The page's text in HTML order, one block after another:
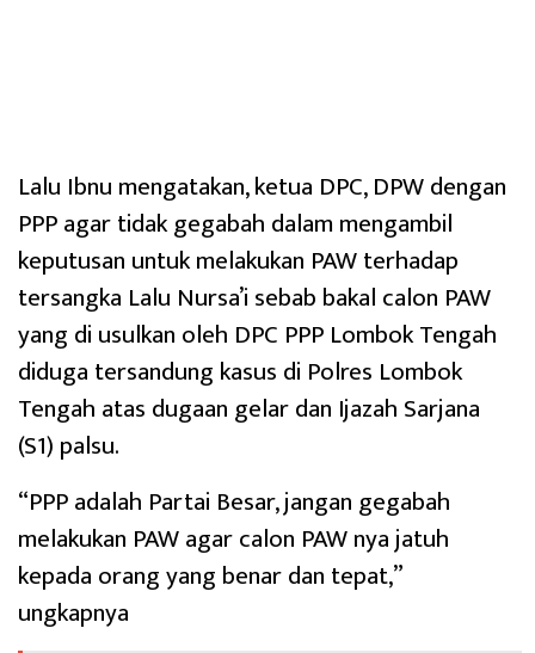
Lalu Ibnu mengatakan, ketua DPC, DPW dengan
PPP agar tidak gegabah dalam mengambil
keputusan untuk melakukan PAW terhadap
tersangka Lalu Nursa’i sebab bakal calon PAW
yang di usulkan oleh DPC PPP Lombok Tengah
diduga tersandung kasus di Polres Lombok
Tengah atas dugaan gelar dan Ijazah Sarjana
(S1) palsu.
“PPP adalah Partai Besar, jangan gegabah
melakukan PAW agar calon PAW nya jatuh
kepada orang yang benar dan tepat,”
ungkapnya